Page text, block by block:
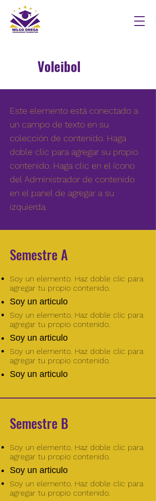
Voleibol
Este elemento está conectado a
un campo de texto en su
colección de contenido. Haga
doble clic para agregar su propio
contenido. Haga clic en el ícono
del Administrador de contenido
en el panel de agregar a su
izquierda.
Semestre A
Soy un elemento. Haz doble clic para
agregar tu propio contenido.
Soy un articulo
Soy un elemento. Haz doble clic para
agregar tu propio contenido.
Soy un articulo
Soy un elemento. Haz doble clic para
agregar tu propio contenido.
Soy un articulo
Semestre B
Soy un elemento. Haz doble clic para
agregar tu propio contenido.
Soy un articulo
Soy un elemento. Haz doble clic para
agregar tu propio contenido.